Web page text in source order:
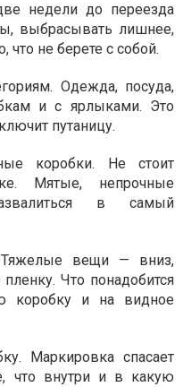
недели до переезда
выбрасывать лишнее,
что не берете с собой.
Одежда, посуда,
и с ярлыками. Это
путаницу.
коробки. Не стоит
Мятые, непрочные
в самый
Тяжелые вещи — вниз,
Что понадобится
коробку и на видное
Маркировка спасает
что внутри и в какую